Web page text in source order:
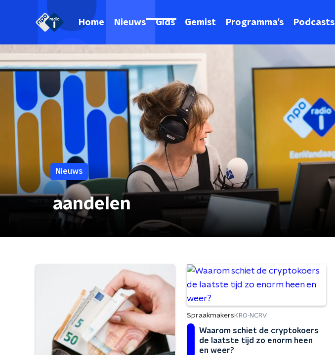
Home Nieuws Gids Gemist Programma's Podcasts
Nieuws
aandelen
Spraakmakers KRO-NCRV
Waarom schiet de cryptokoers
de laatste tijd zo enorm heen
en weer?